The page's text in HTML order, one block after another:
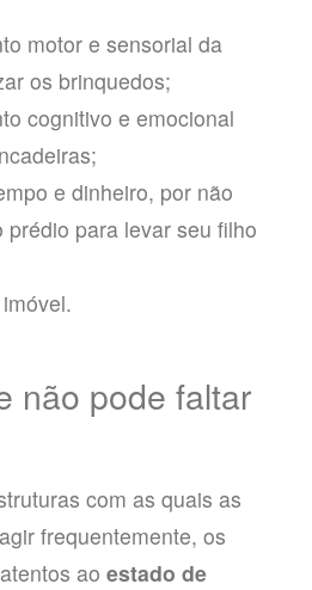
motor e sensorial da
os brinquedos;
cognitivo e emocional
e dinheiro, por não
prédio para levar seu filho
não pode faltar
com as quais as
frequentemente, os
ao estado de